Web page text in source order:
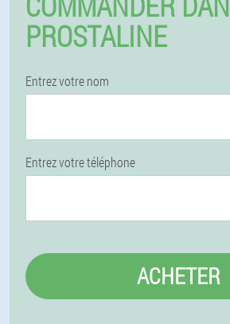
PROSTALINE
Entrez votre nom
Entrez votre téléphone
ACHETER